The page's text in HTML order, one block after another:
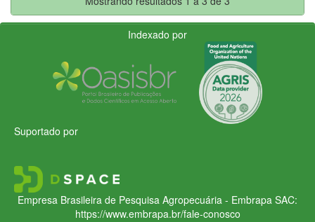
Indexado por
Suportado por
Empresa Brasileira de Pesquisa Agropecuária - Embrapa SAC:
https://www.embrapa.br/fale-conosco